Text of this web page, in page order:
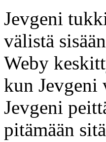
Jevgeni
välistä
Weby
kun Jevgeni
Jevgeni
pitämään